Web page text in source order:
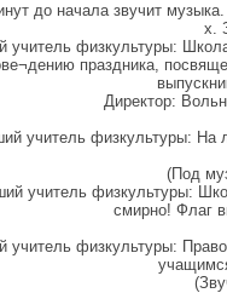
до начала звучит
х.
учитель физкультуры:
праздника,
Директор:
учитель физкультуры: На
(Под
учитель физкультуры:
смирно! Флаг
учитель физкультуры: